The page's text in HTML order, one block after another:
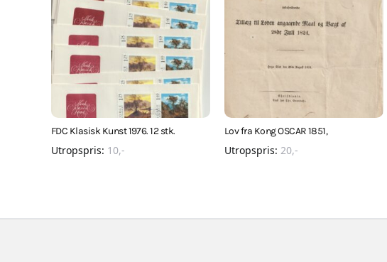
FDC Klasisk Kunst 1976. 12 stk.
Utropspris: 10,-
Lov fra Kong OSCAR 1851,
Utropspris: 20,-